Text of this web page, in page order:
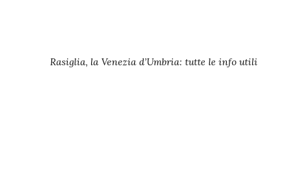
Rasiglia, la Venezia d’Umbria: tutte le info utili